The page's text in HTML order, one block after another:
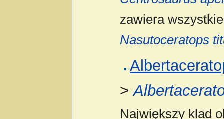
zawiera
Nasutoceratops
>
Największy klad